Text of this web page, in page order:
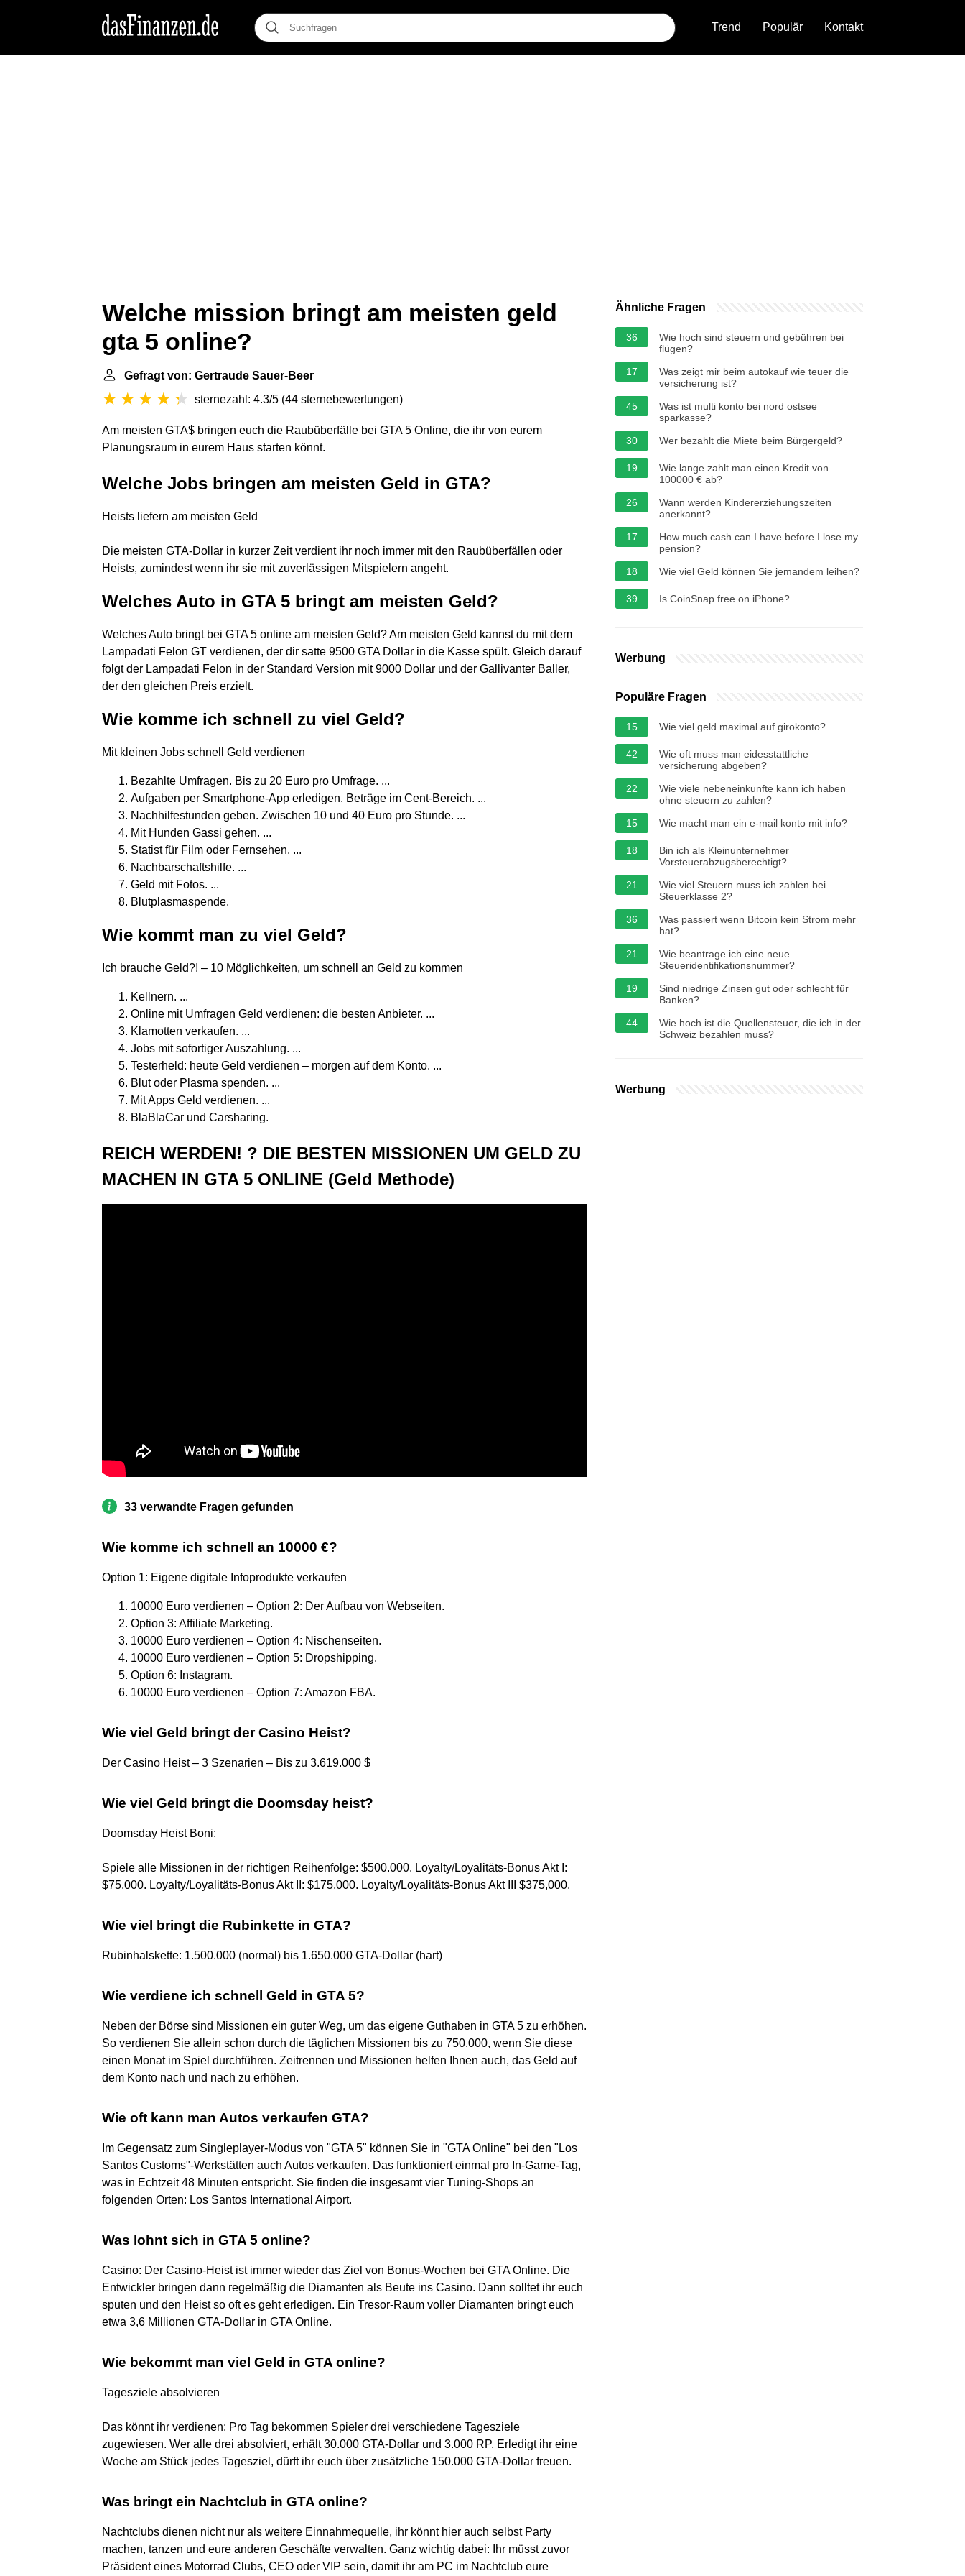
Trend Populär Kontakt
Welche mission bringt am meisten geld
gta 5 online?
Gefragt von: Gertraude Sauer-Beer
sternezahl: 4.3/5 (44 sternebewertungen)
Am meisten GTA$ bringen euch die Raubüberfälle bei GTA 5 Online, die ihr von eurem
Planungsraum in eurem Haus starten könnt.
Welche Jobs bringen am meisten Geld in GTA?
Heists liefern am meisten Geld
Die meisten GTA-Dollar in kurzer Zeit verdient ihr noch immer mit den Raubüberfällen oder
Heists, zumindest wenn ihr sie mit zuverlässigen Mitspielern angeht.
Welches Auto in GTA 5 bringt am meisten Geld?
Welches Auto bringt bei GTA 5 online am meisten Geld? Am meisten Geld kannst du mit dem
Lampadati Felon GT verdienen, der dir satte 9500 GTA Dollar in die Kasse spült. Gleich darauf
folgt der Lampadati Felon in der Standard Version mit 9000 Dollar und der Gallivanter Baller,
der den gleichen Preis erzielt.
Wie komme ich schnell zu viel Geld?
Mit kleinen Jobs schnell Geld verdienen
Bezahlte Umfragen. Bis zu 20 Euro pro Umfrage. ...
Aufgaben per Smartphone-App erledigen. Beträge im Cent-Bereich. ...
Nachhilfestunden geben. Zwischen 10 und 40 Euro pro Stunde. ...
Mit Hunden Gassi gehen. ...
Statist für Film oder Fernsehen. ...
Nachbarschaftshilfe. ...
Geld mit Fotos. ...
Blutplasmaspende.
Wie kommt man zu viel Geld?
Ich brauche Geld?! – 10 Möglichkeiten, um schnell an Geld zu kommen
Kellnern. ...
Online mit Umfragen Geld verdienen: die besten Anbieter. ...
Klamotten verkaufen. ...
Jobs mit sofortiger Auszahlung. ...
Testerheld: heute Geld verdienen – morgen auf dem Konto. ...
Blut oder Plasma spenden. ...
Mit Apps Geld verdienen. ...
BlaBlaCar und Carsharing.
REICH WERDEN! ? DIE BESTEN MISSIONEN UM GELD ZU
MACHEN IN GTA 5 ONLINE (Geld Methode)
33 verwandte Fragen gefunden
Wie komme ich schnell an 10000 €?
Option 1: Eigene digitale Infoprodukte verkaufen
10000 Euro verdienen – Option 2: Der Aufbau von Webseiten.
Option 3: Affiliate Marketing.
10000 Euro verdienen – Option 4: Nischenseiten.
10000 Euro verdienen – Option 5: Dropshipping.
Option 6: Instagram.
10000 Euro verdienen – Option 7: Amazon FBA.
Wie viel Geld bringt der Casino Heist?
Der Casino Heist – 3 Szenarien – Bis zu 3.619.000 $
Wie viel Geld bringt die Doomsday heist?
Doomsday Heist Boni:
Spiele alle Missionen in der richtigen Reihenfolge: $500.000. Loyalty/Loyalitäts-Bonus Akt I:
$75,000. Loyalty/Loyalitäts-Bonus Akt II: $175,000. Loyalty/Loyalitäts-Bonus Akt III $375,000.
Wie viel bringt die Rubinkette in GTA?
Rubinhalskette: 1.500.000 (normal) bis 1.650.000 GTA-Dollar (hart)
Wie verdiene ich schnell Geld in GTA 5?
Neben der Börse sind Missionen ein guter Weg, um das eigene Guthaben in GTA 5 zu erhöhen.
So verdienen Sie allein schon durch die täglichen Missionen bis zu 750.000, wenn Sie diese
einen Monat im Spiel durchführen. Zeitrennen und Missionen helfen Ihnen auch, das Geld auf
dem Konto nach und nach zu erhöhen.
Wie oft kann man Autos verkaufen GTA?
Im Gegensatz zum Singleplayer-Modus von "GTA 5" können Sie in "GTA Online" bei den "Los
Santos Customs"-Werkstätten auch Autos verkaufen. Das funktioniert einmal pro In-Game-Tag,
was in Echtzeit 48 Minuten entspricht. Sie finden die insgesamt vier Tuning-Shops an
folgenden Orten: Los Santos International Airport.
Was lohnt sich in GTA 5 online?
Casino: Der Casino-Heist ist immer wieder das Ziel von Bonus-Wochen bei GTA Online. Die
Entwickler bringen dann regelmäßig die Diamanten als Beute ins Casino. Dann solltet ihr euch
sputen und den Heist so oft es geht erledigen. Ein Tresor-Raum voller Diamanten bringt euch
etwa 3,6 Millionen GTA-Dollar in GTA Online.
Wie bekommt man viel Geld in GTA online?
Tagesziele absolvieren
Das könnt ihr verdienen: Pro Tag bekommen Spieler drei verschiedene Tagesziele
zugewiesen. Wer alle drei absolviert, erhält 30.000 GTA-Dollar und 3.000 RP. Erledigt ihr eine
Woche am Stück jedes Tagesziel, dürft ihr euch über zusätzliche 150.000 GTA-Dollar freuen.
Was bringt ein Nachtclub in GTA online?
Nachtclubs dienen nicht nur als weitere Einnahmequelle, ihr könnt hier auch selbst Party
machen, tanzen und eure anderen Geschäfte verwalten. Ganz wichtig dabei: Ihr müsst zuvor
Präsident eines Motorrad Clubs, CEO oder VIP sein, damit ihr am PC im Nachtclub eure
Ähnliche Fragen
36
Wie hoch sind steuern und gebühren bei
flügen?
17
Was zeigt mir beim autokauf wie teuer die
versicherung ist?
45
Was ist multi konto bei nord ostsee
sparkasse?
30
Wer bezahlt die Miete beim Bürgergeld?
19
Wie lange zahlt man einen Kredit von
100000 € ab?
26
Wann werden Kindererziehungszeiten
anerkannt?
17
How much cash can I have before I lose my
pension?
18
Wie viel Geld können Sie jemandem leihen?
39 Is CoinSnap free on iPhone?
Werbung
Populäre Fragen
15 Wie viel geld maximal auf girokonto?
42
Wie oft muss man eidesstattliche
versicherung abgeben?
22
Wie viele nebeneinkunfte kann ich haben
ohne steuern zu zahlen?
15
Wie macht man ein e-mail konto mit info?
18
Bin ich als Kleinunternehmer
Vorsteuerabzugsberechtigt?
21
Wie viel Steuern muss ich zahlen bei
Steuerklasse 2?
36
Was passiert wenn Bitcoin kein Strom mehr
hat?
21
Wie beantrage ich eine neue
Steueridentifikationsnummer?
19
Sind niedrige Zinsen gut oder schlecht für
Banken?
44
Wie hoch ist die Quellensteuer, die ich in der
Schweiz bezahlen muss?
Werbung